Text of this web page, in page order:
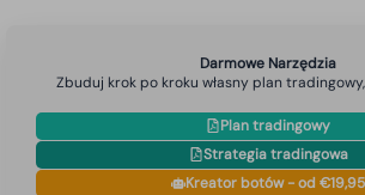
Darmowe Narzędzia
Zbuduj krok po kroku własny plan
Plan tradingowy
Strategia tradingowa
Kreator botów - od €19,95